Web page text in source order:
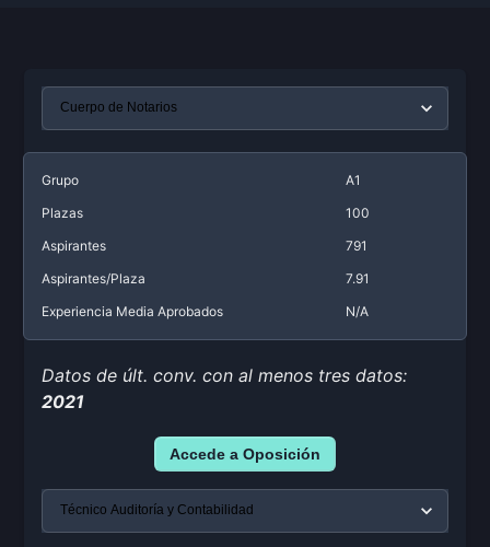
Grupo
A1
Plazas
100
Aspirantes
791
Aspirantes/Plaza
7.91
Experiencia Media Aprobados
N/A
Datos de últ. conv. con al menos tres datos:
2021
Accede a Oposición